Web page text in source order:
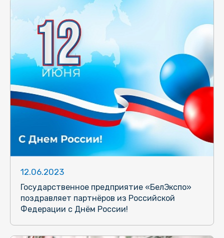
12.06.2023
Государственное предприятие «БелЭкспо»
поздравляет партнёров из Российской
Федерации с Днём России!